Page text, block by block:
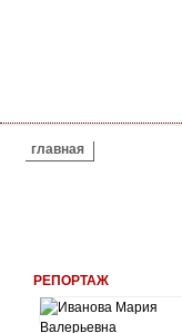
ВЫ ЗДЕСЬ
главная
РЕПОРТАЖ